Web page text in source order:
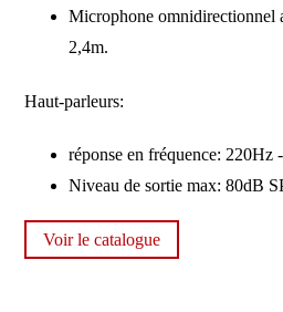
Microphone omnidirectionnel
2,4m.
Haut-parleurs:
réponse en fréquence: 220Hz
Niveau de sortie max: 80dB
Voir le catalogue